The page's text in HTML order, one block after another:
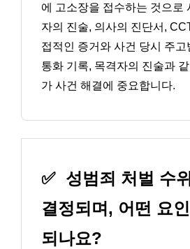
에 고소장을 접수하는 것으로
자의 진술, 의사의 진단서,
접적인 증거와 사건 당시 주
통화 기록, 목격자의 진술과
가 사건 해결에 중요합니다.
✅ 성범죄 처벌 수
결정되며, 어떤 요
되나요?